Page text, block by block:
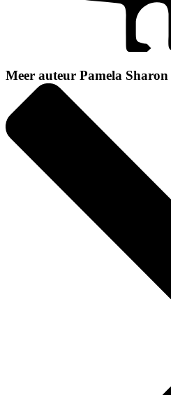
Meer auteur Pamela Sharon